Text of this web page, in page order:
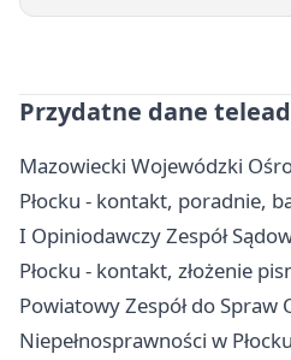
Przydatne dane
Mazowiecki Wojewódzki
Płocku - kontakt, poradnie,
I Opiniodawczy Zespół
Płocku - kontakt, złożenie
Powiatowy Zespół do Spraw
Niepełnosprawności w